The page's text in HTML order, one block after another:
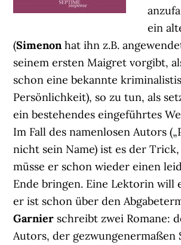
ein
(Simenonhat ihn z.B.
seinem ersten Maigret vorgibt,
schon eine bekannte
Persönlichkeit), so zu tun, als
ein bestehendes eingeführtes
Im Fall des namenlosen Autors
nicht sein Name) ist es der
müsse er schon wieder einen
Ende bringen. Eine Lektorin will
er ist schon über den
Garnier schreibt zwei Romane:
Autors, der gezwungenermaßen